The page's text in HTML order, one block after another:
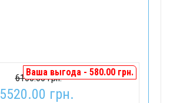
Ваша выгода - 580.00 грн.
6100.00 грн.
5520.00 грн.